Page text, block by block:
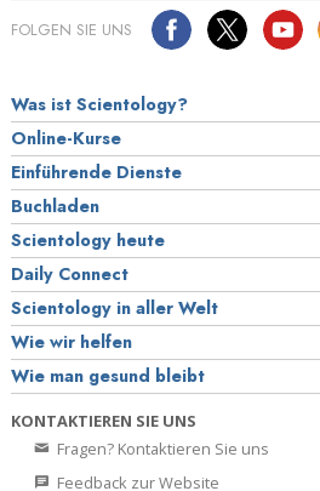
FOLGEN SIE UNS
Was ist Scientology?
Online-Kurse
Einführende Dienste
Buchladen
Scientology heute
Daily Connect
Scientology in aller Welt
Wie wir helfen
Wie man gesund bleibt
KONTAKTIEREN SIE UNS
Fragen? Kontaktieren Sie uns
Feedback zur Website